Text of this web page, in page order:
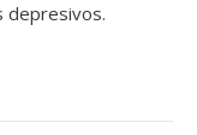
depresivos.